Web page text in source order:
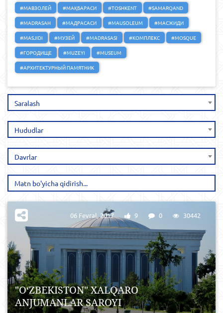
#МАВЗОЛЕЙ
#МАҚБАРАСИ #TOSHKENT
#SAMARQAND
#MADRASAH
#МАДРАСАСИ #MAUSOLEUM
#МАСЖИДИ
#MASJIDI
#МУЗЕЙ #MADRASASI #КОМПЛЕКС
#MOSQUE
#ГОРОДИЩЕ
#MUZEYI
#MUSEUM
#АРХИТЕКТУРНЫЙ ПАМЯТНИК
Saralash
Hududlar
Davrlar
"O‘ZBEKISTON" XALQARO
ANJUMANLAR SAROYI
06 Fevral, 2017 9 0 30442